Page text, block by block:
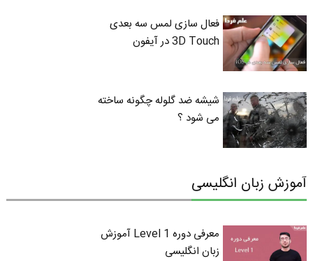
فعال سازی لمس سه بعدی
3D Touch در آیفون
شیشه ضد گلوله چگونه ساخته
می شود ؟
آموزش زبان انگلیسی
معرفی دوره Level 1 آموزش
زبان انگلیسی